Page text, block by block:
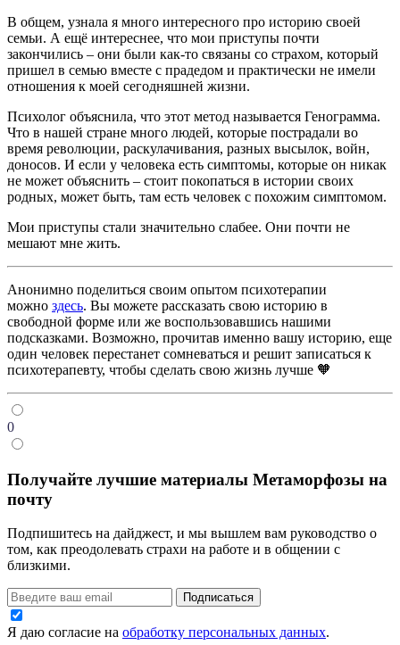
В общем, узнала я много интересного про историю своей
семьи. А ещё интереснее, что мои приступы почти
закончились – они были как-то связаны со страхом, который
пришел в семью вместе с прадедом и практически не имели
отношения к моей сегодняшней жизни.
Психолог объяснила, что этот метод называется Генограмма.
Что в нашей стране много людей, которые пострадали во
время революции, раскулачивания, разных высылок, войн,
доносов. И если у человека есть симптомы, которые он никак
не может объяснить – стоит покопаться в истории своих
родных, может быть, там есть человек с похожим симптомом.
Мои приступы стали значительно слабее. Они почти не
мешают мне жить.
Анонимно поделиться своим опытом психотерапии
можно здесь. Вы можете рассказать свою историю в
свободной форме или же воспользовавшись нашими
подсказками. Возможно, прочитав именно вашу историю, еще
один человек перестанет сомневаться и решит записаться к
психотерапевту, чтобы сделать свою жизнь лучше 🧡
0
Получайте лучшие материалы Метаморфозы на
почту
Подпишитесь на дайджест, и мы вышлем вам руководство о
том, как преодолевать страхи на работе и в общении с
близкими.
Подписаться
Я даю согласие на обработку персональных данных.